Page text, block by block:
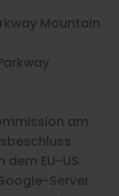
Mountain
am
dem EU-US
Server